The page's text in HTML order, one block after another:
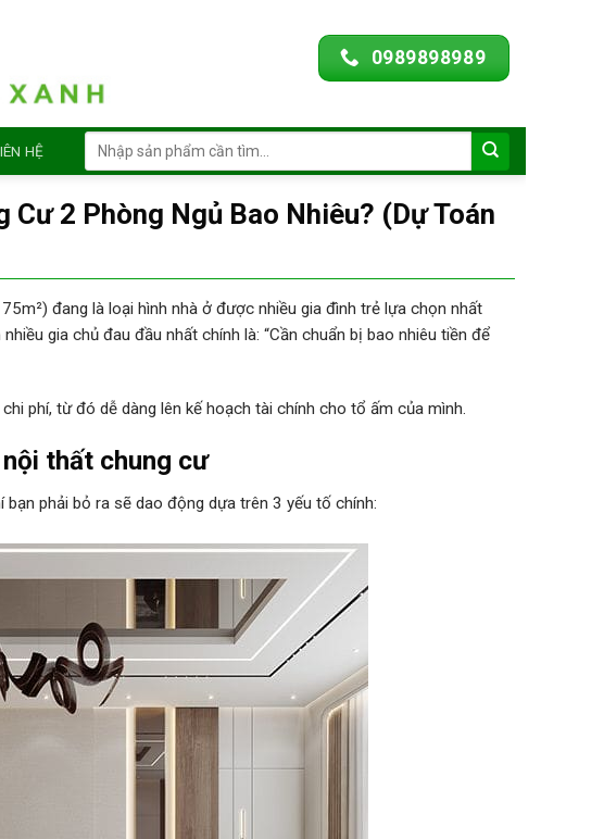
0989898989
HỆ
for:
Cư 2 Phòng Ngủ Bao Nhiêu? (Dự Toán
đang là loại hình nhà ở được nhiều gia đình trẻ lựa chọn nhất
gia chủ đau đầu nhất chính là: “Cần chuẩn bị bao nhiêu tiền để
phí, từ đó dễ dàng lên kế hoạch tài chính cho tổ ấm của mình.
thất chung cư
phải bỏ ra sẽ dao động dựa trên 3 yếu tố chính: